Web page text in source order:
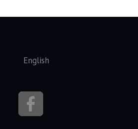
Seleccione su idioma
English